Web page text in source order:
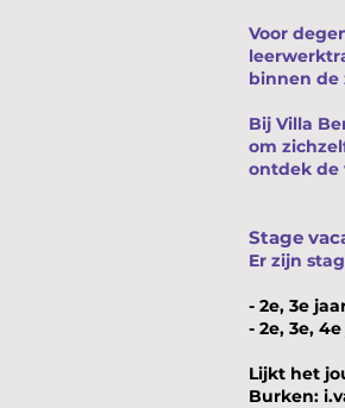
Voor
binnen de
Bij Villa
om
ontdek de
Stage
Er zijn
- 2e, 3e
- 2e, 3e,
​Lijkt het
Burken: